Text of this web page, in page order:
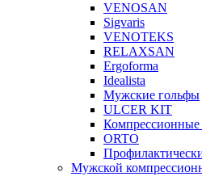
VENOSAN
Sigvaris
VENOTEKS
RELAXSAN
Ergoforma
Idealista
Мужские гольфы
ULCER KIT
Компрессионные
ORTO
Мужской